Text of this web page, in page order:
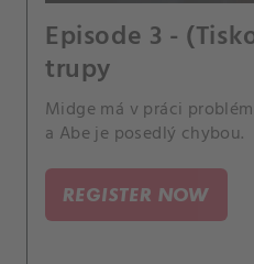
Episode 3 -
trupy
Midge má v práci
a Abe je posedlý chybou.
REGISTER NOW